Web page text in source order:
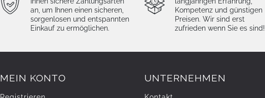
an, um Ihnen einen sicheren,
sorgenlosen und entspannten
Einkauf zu ermöglichen.
Kompetenz und günstigen
Preisen. Wir sind erst
zufrieden wenn Sie es sind!
MEIN KONTO UNTERNEHMEN